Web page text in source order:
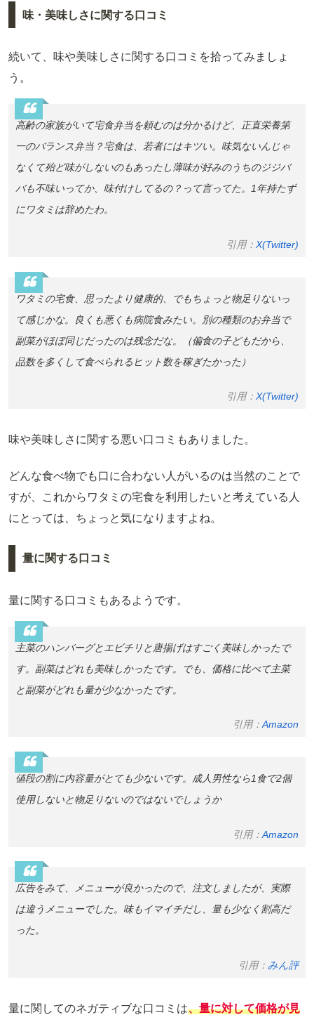
味・美味しさに関する口コミ
続いて、味や美味しさに関する口コミを拾ってみましょ
う。
高齢の家族がいて宅食弁当を頼むのは分かるけど、正直栄養第
一のバランス弁当？宅食は、若者にはキツい。味気ないんじゃ
なくて殆ど味がしないのもあったし薄味が好みのうちのジジバ
バも不味いってか、味付けしてるの？って言ってた。1年持たず
にワタミは辞めたわ。
引用： X(Twitter)
ワタミの宅食、思ったより健康的、でもちょっと物足りないっ
て感じかな。良くも悪くも病院食みたい。別の種類のお弁当で
副菜がほぼ同じだったのは残念だな。（偏食の子どもだから、
品数を多くして食べられるヒット数を稼ぎたかった）
引用： X(Twitter)
味や美味しさに関する悪い口コミもありました。
どんな食べ物でも口に合わない人がいるのは当然のことで
すが、これからワタミの宅食を利用したいと考えている人
にとっては、ちょっと気になりますよね。
量に関する口コミ
量に関する口コミもあるようです。
主菜のハンバーグとエビチリと唐揚げはすごく美味しかったで
す。副菜はどれも美味しかったです。でも、価格に比べて主菜
と副菜がどれも量が少なかったです。
引用：Amazon
値段の割に内容量がとても少ないです。成人男性なら1食で2個
使用しないと物足りないのではないでしょうか
引用： Amazon
広告をみて、メニューが良かったので、注文しましたが、実際
は違うメニューでした。味もイマイチだし、量も少なく割高だ
った。
引用： みん評
量に関してのネガティブな口コミは、量に対して価格が見